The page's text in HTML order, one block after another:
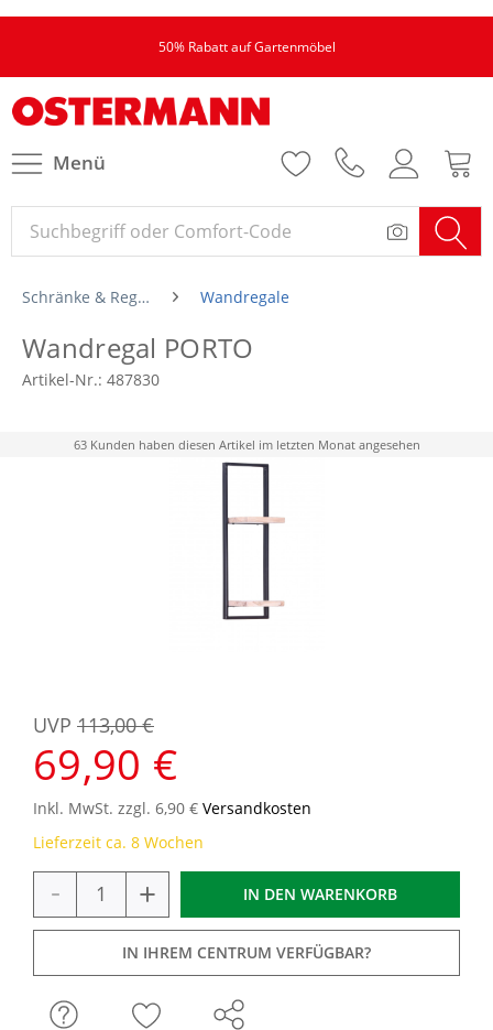
50% Rabatt auf Gartenmöbel
Menü
Schränke & Regale Wandregale
Wandregal PORTO
Artikel-Nr.: 487830
63 Kunden haben diesen Artikel im letzten Monat angesehen
69,90 €
UVP 113,00 €
Inkl. MwSt. zzgl. 6,90 € Versandkosten
Lieferzeit ca. 8 Wochen
- + IN DEN WARENKORB
IN IHREM CENTRUM VERFÜGBAR?